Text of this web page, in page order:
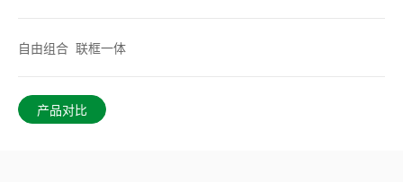
自由组合 联框一体
产品对比